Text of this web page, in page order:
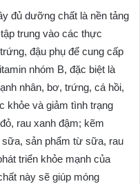
đủ dưỡng chất là nền tảng
trung vào các thực
đậu phụ để cung cấp
nhóm B, đặc biệt là
nhân, bơ, trứng, cá hồi,
khỏe và giảm tình trạng
rau xanh đậm; kẽm
sữa, sản phẩm từ sữa, rau
triển khỏe mạnh của
này sẽ giúp móng